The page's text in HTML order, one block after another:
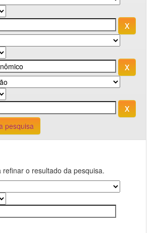
pesquisa
refinar o resultado da pesquisa.